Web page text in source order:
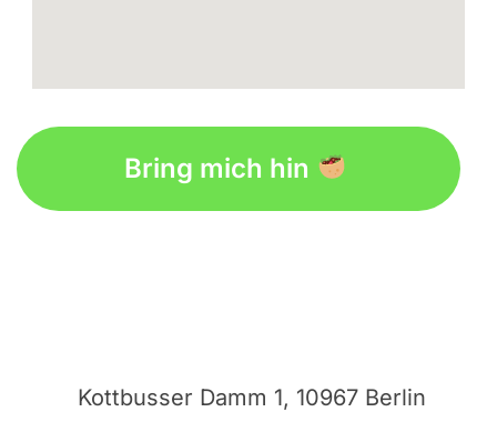
google maps for free
Bring mich hin
Kottbusser Damm 1, 10967 Berlin